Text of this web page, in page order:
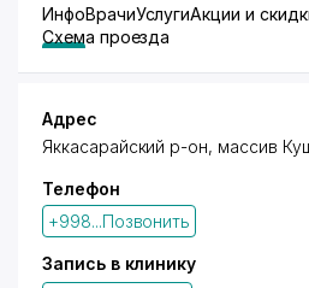
ИнфоВрачиУслугиАкции и
Схема проезда
Адрес
Яккасарайский р-он, массив
Телефон
+998...Позвонить
Запись в клинику